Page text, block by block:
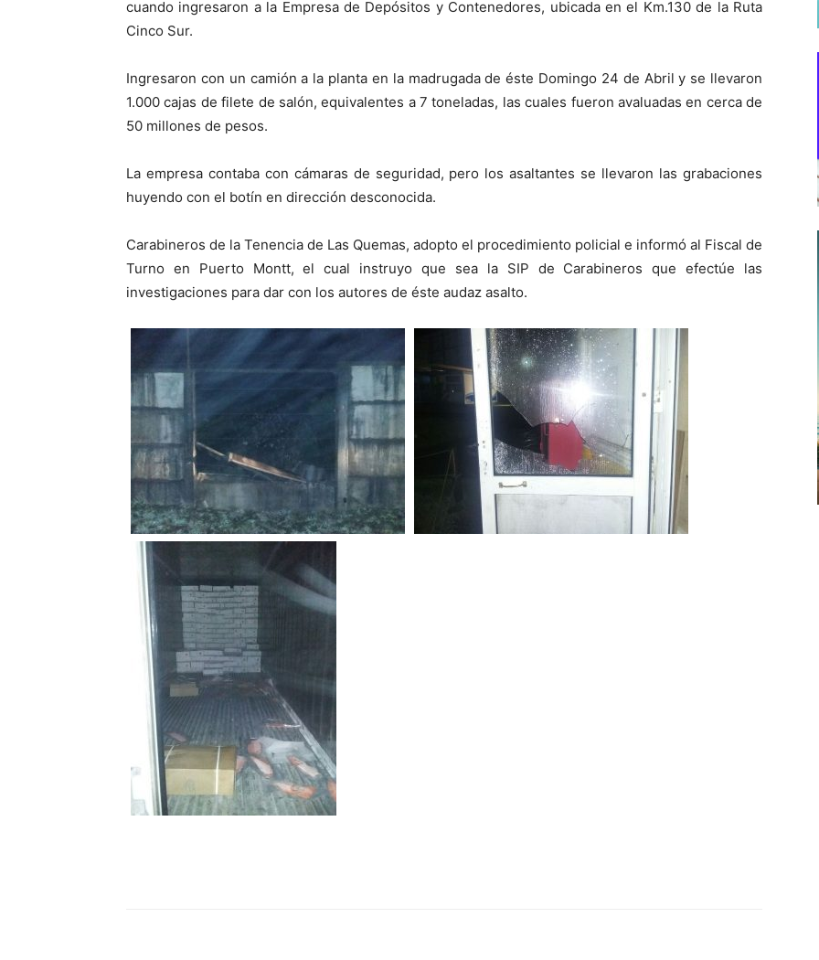
cuando ingresaron a la Empresa de Depósitos y Contenedores, ubicada en el Km.130 de la Ruta
Cinco Sur.
Ingresaron con un camión a la planta en la madrugada de éste Domingo 24 de Abril y se llevaron
1.000 cajas de filete de salón, equivalentes a 7 toneladas, las cuales fueron avaluadas en cerca de
50 millones de pesos.
La empresa contaba con cámaras de seguridad, pero los asaltantes se llevaron las grabaciones
huyendo con el botín en dirección desconocida.
Carabineros de la Tenencia de Las Quemas, adopto el procedimiento policial e informó al Fiscal de
Turno en Puerto Montt, el cual instruyo que sea la SIP de Carabineros que efectúe las
investigaciones para dar con los autores de éste audaz asalto.